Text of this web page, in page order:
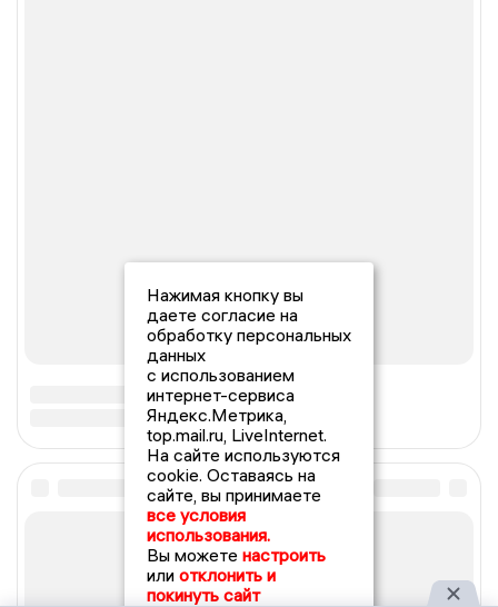
Нажимая кнопку вы
даете согласие на
обработку персональных
данных
с использованием
интернет-сервиса
Яндекс.Метрика,
top.mail.ru, LiveInternet.
На сайте используются
cookie. Оставаясь на
сайте, вы принимаете
все условия
использования.
Вы можете настроить
или отклонить и
покинуть сайт